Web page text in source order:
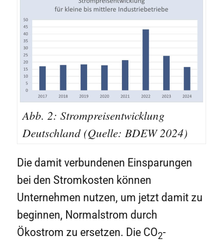
Abb. 2: Strompreisentwicklung
Deutschland (Quelle: BDEW 2024)
Die damit verbundenen Einsparungen
bei den Stromkosten können
Unternehmen nutzen, um jetzt damit zu
beginnen, Normalstrom durch
Ökostrom zu ersetzen. Die CO2-